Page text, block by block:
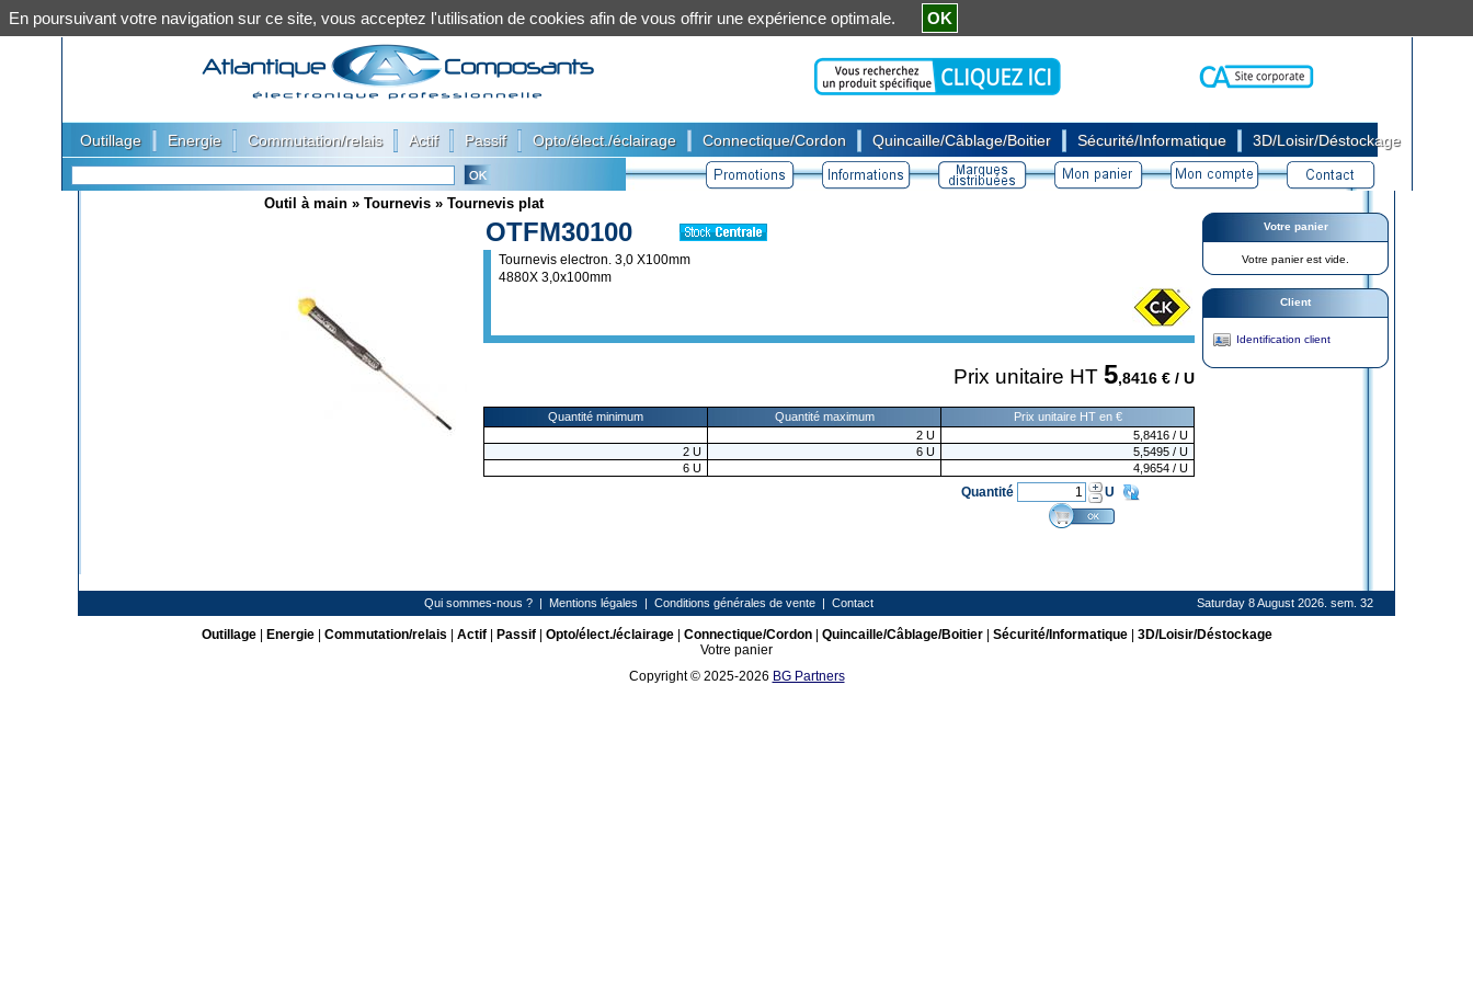
Outillage Energie Commutation/relais Actif Passif Opto/élect./éclairage Connectique/Cordon Quincaille/Câblage/Boitier Sécurité/Informatique 3D/Loisir/Déstockage
Outil à main » Tournevis » Tournevis plat
OTFM30100
Tournevis electron. 3,0 X100mm
4880X 3,0x100mm
Prix unitaire HT 5,8416 € / U
Quantité minimum Quantité maximum
Prix unitaire HT en €
2 U 5,8416 / U
2 U 6 U 5,5495 / U
6 U 4,9654 / U
Quantité U
Votre panier
Votre panier est vide.
Client
Identification client
Qui sommes-nous ?| Mentions légales | Conditions générales de vente| Contact Saturday 8 August 2026. sem. 32
Outillage| Energie| Commutation/relais Actif| Passif| Opto/élect./éclairage| Connectique/Cordon| Quincaille/Câblage/Boitier| Sécurité/Informatique| 3D/Loisir/Déstockage
Votre panier
Copyright © 2025-2026 BG Partners
En poursuivant votre navigation sur ce site, vous acceptez l'utilisation de cookies afin de vous offrir une expérience optimale. OK